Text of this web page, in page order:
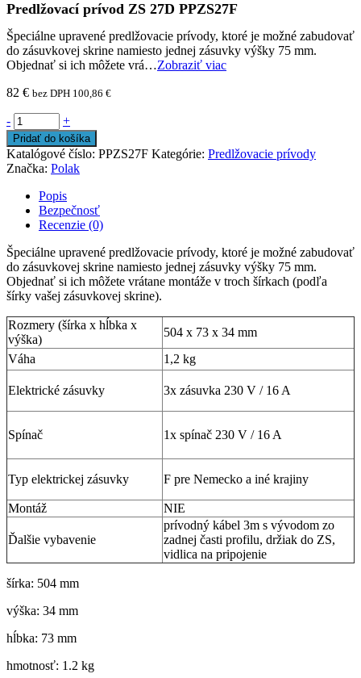
Predlžovací prívod ZS 27D PPZS27F
Špeciálne upravené predlžovacie prívody, ktoré je možné zabudovať
do zásuvkovej skrine namiesto jednej zásuvky výšky 75 mm.
Objednať si ich môžete vrá…Zobraziť viac
82 € bez DPH 100,86 €
- +
Pridať do košíka
Katalógové číslo: PPZS27F Kategórie: Predlžovacie prívody
Značka: Polak
Popis
Bezpečnosť
Recenzie (0)
Špeciálne upravené predlžovacie prívody, ktoré je možné zabudovať
do zásuvkovej skrine namiesto jednej zásuvky výšky 75 mm.
Objednať si ich môžete vrátane montáže v troch šírkach (podľa
šírky vašej zásuvkovej skrine).
Rozmery (šírka x hĺbka x
výška)
504 x 73 x 34 mm
Váha
1,2 kg
Elektrické zásuvky 3x zásuvka 230 V / 16 A
Spínač 1x spínač 230 V / 16 A
Typ elektrickej zásuvky F pre Nemecko a iné krajiny
Montáž NIE
Ďalšie vybavenie
prívodný kábel 3m s vývodom zo
zadnej časti profilu, držiak do ZS,
vidlica na pripojenie
šírka: 504 mm
výška: 34 mm
hĺbka: 73 mm
hmotnosť: 1.2 kg